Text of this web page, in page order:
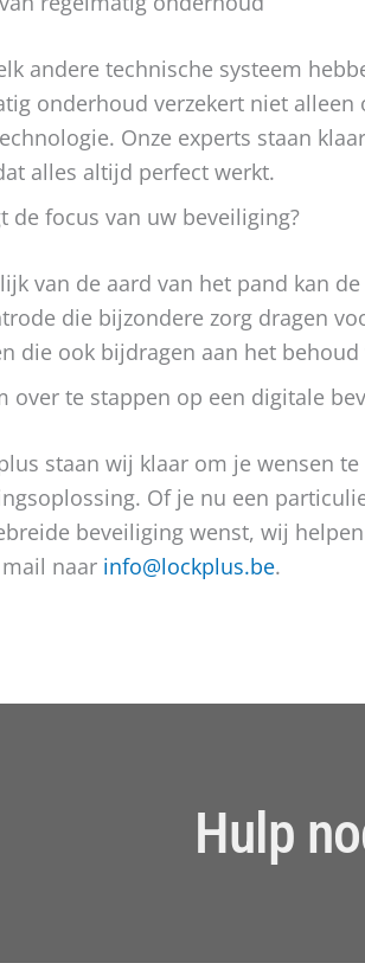
andere technische systeem
onderhoud verzekert niet
Onze experts staan
alles altijd perfect werkt.
de focus van uw beveiliging?
van de aard van het pand kan
die bijzondere zorg dragen
die ook bijdragen aan het
over te stappen op een digitale
staan wij klaar om je wensen
Of je nu een
beveiliging wenst, wij
naar info@lockplus.be.
Hulp